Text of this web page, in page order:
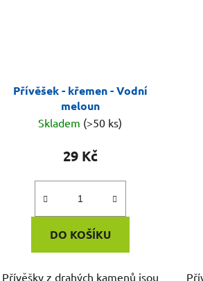
Přívěšek - křemen - Vodní
meloun
Skladem (>50 ks)
29 Kč
DO KOŠÍKU
Přívěšky z drahých kamenů jsou